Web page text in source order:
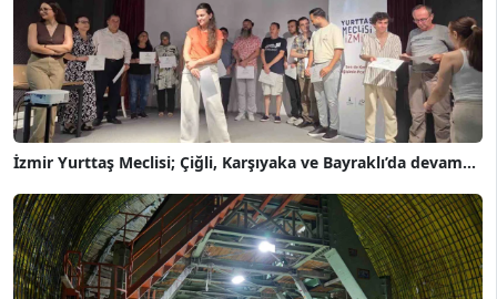
İzmir Yurttaş Meclisi; Çiğli, Karşıyaka ve Bayraklı’da devam...